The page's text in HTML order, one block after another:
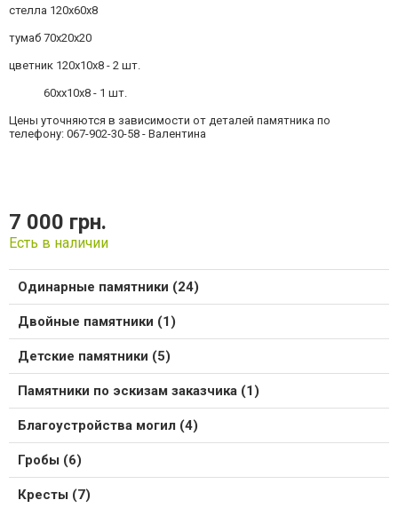
стелла 120х60х8
тумаб 70х20х20
цветник 120х10х8 - 2 шт.
60хх10х8 - 1 шт.
Цены уточняются в зависимости от деталей памятника по
телефону: 067-902-30-58 - Валентина
7 000 грн.
Есть в наличии
Одинарные памятники (24)
Двойные памятники (1)
Детские памятники (5)
Памятники по эскизам заказчика (1)
Благоустройства могил (4)
Гробы (6)
Кресты (7)